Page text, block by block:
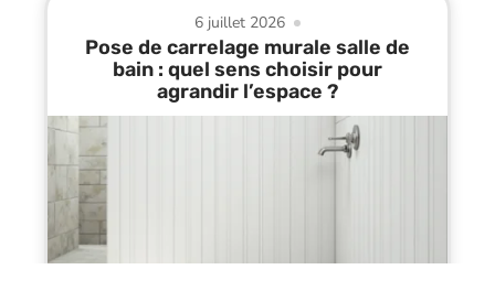
6 juillet 2026
Pose de carrelage murale salle de
bain : quel sens choisir pour
agrandir l’espace ?